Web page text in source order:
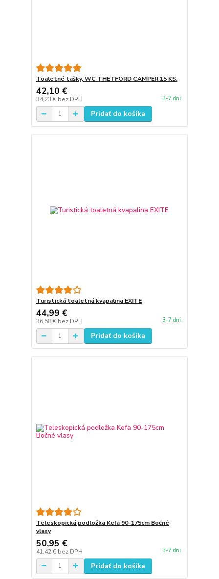
Toaletné tašky, WC THETFORD CAMPER 15 KS.
42,10 €
34,23 € bez DPH 3-7 dni
Pridať do košíka
Turistická toaletná kvapalina EXITE
44,99 €
36,58 € bez DPH 3-7 dni
Pridať do košíka
Teleskopická podložka Kefa 90-175cm Bočné
vlasy
50,95 €
41,42 € bez DPH 3-7 dni
Pridať do košíka